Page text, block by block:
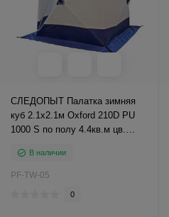
СЛЕДОПЫТ Палатка зимняя
куб 2.1х2.1м Oxford 210D PU
1000 S по полу 4.4кв.м цв.
В наличии
PF-TW-05
0